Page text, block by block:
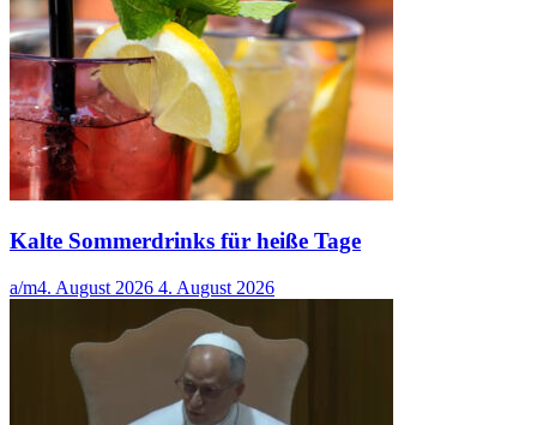
Kalte Sommerdrinks für heiße Tage
a/m4. August 2026 4. August 2026